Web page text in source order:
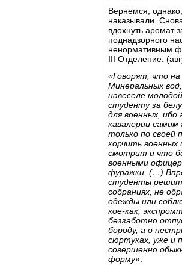
Вернемся,
наказывали.
вдохнуть аромат
поднадзорного
ненормативным
III Отделение.
«Говорят, что на
Минеральных
навеселе
студенту за
для военных,
кавалерии
только по своей
корчить
смотрит и что
военными
фуражки. (…)
студенты
собраниях, не
одежды или
кое-как,
беззаботно
бороду, а о
сюртуках, уже и
совершенно
форму»